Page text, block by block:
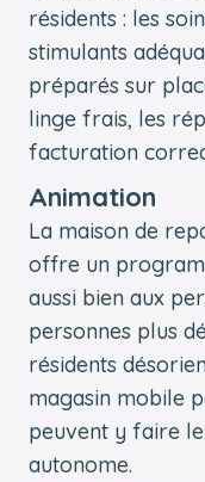
résidents : les
stimulants
préparés sur
linge frais, les
facturation
Animation
La maison de
offre un
aussi bien aux
personnes plus
résidents
magasin mobile
peuvent y faire
autonome.